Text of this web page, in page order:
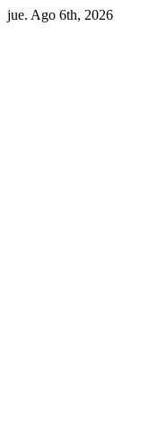
Skip
jue. Ago 6th, 2026